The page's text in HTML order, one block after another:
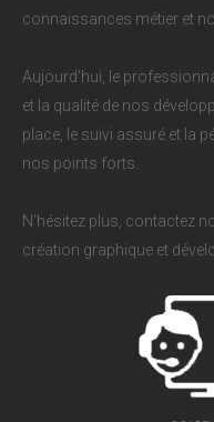
connaissances métier et
Aujourd'hui, le
et la qualité de nos
place, le suivi assuré et la
nos points forts.
N'hésitez plus, contactez
création graphique et